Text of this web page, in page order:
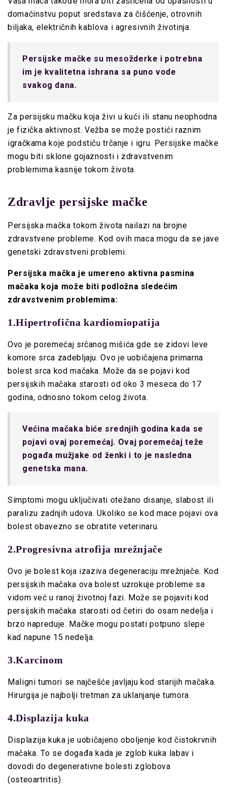
domaćinstvu poput sredstava za čišćenje, otrovnih
biljaka, električnih kablova i agresivnih životinja.
Persijske mačke su mesožderke i potrebna
im je kvalitetna ishrana sa puno vode
svakog dana.
Za persijsku mačku koja živi u kući ili stanu neophodna
je fizička aktivnost. Vežba se može postići raznim
igračkama koje podstiču trčanje i igru. Persijske mačke
mogu biti sklone gojaznosti i zdravstvenim
problemima kasnije tokom života.
Zdravlje persijske mačke
Persijska mačka tokom života nailazi na brojne
zdravstvene probleme. Kod ovih maca mogu da se jave
genetski zdravstveni problemi.
Persijska mačka je umereno aktivna pasmina
mačaka koja može biti podložna sledećim
zdravstvenim problemima:
1.Hipertrofična kardiomiopatija
Ovo je poremećaj srčanog mišića gde se zidovi leve
komore srca zadebljaju. Ovo je uobičajena primarna
bolest srca kod mačaka. Može da se pojavi kod
persijskih mačaka starosti od oko 3 meseca do 17
godina, odnosno tokom celog života.
Većina mačaka biće srednjih godina kada se
pojavi ovaj poremećaj. Ovaj poremećaj teže
pogađa mužjake od ženki i to je nasledna
genetska mana.
Simptomi mogu uključivati otežano disanje, slabost ili
paralizu zadnjih udova. Ukoliko se kod mace pojavi ova
bolest obavezno se obratite veterinaru.
2.Progresivna atrofija mrežnjače
Ovo je bolest koja izaziva degeneraciju mrežnjače. Kod
persijskih mačaka ova bolest uzrokuje probleme sa
vidom već u ranoj životnoj fazi. Može se pojaviti kod
persijskih mačaka starosti od četiri do osam nedelja i
brzo napreduje. Mačke mogu postati potpuno slepe
kad napune 15 nedelja.
3.Karcinom
Maligni tumori se najčešće javljaju kod starijih mačaka.
Hirurgija je najbolji tretman za uklanjanje tumora.
4.Displazija kuka
Displazija kuka je uobičajeno oboljenje kod čistokrvnih
mačaka. To se događa kada je zglob kuka labav i
dovodi do degenerativne bolesti zglobova
(osteoartritis).